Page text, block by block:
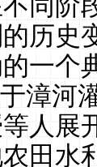
历史
一个
漳河
人展
田水